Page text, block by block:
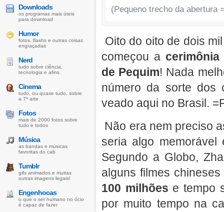
(Pequeno trecho da abertura
Oito do oito de dois
começou a
de Pequim! Nada
número da sorte
veado aqui no Brasil.
Não era nem preciso
seria algo
Segundo a Globo,
alguns filmes
100 milhões e tempo
por muito tempo na
Downloads
os programas mais úteis
para download
Humor
fotos, flashs e outras coisas
engraçadas
Nerd
tudo sobre ciência,
tecnologia e afins.
Cinema
tudo, ou quase tudo, sobre
a 7ª arte
Fotos
mais de 2000 fotos sobre
tudo e todos
Música
as bandas e músicas
favoritas do cab
Tumblr
gifs animados e muitas
outras imagens legais!
Engenhocas
o que o ser humano no ócio
é capaz de fazer